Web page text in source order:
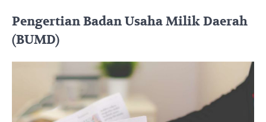
Pengertian Badan Usaha Milik Daerah
(BUMD)